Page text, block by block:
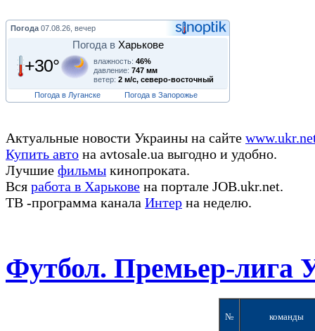
Погода 07.08.26, вечер
Погода в Харькове
+30° влажность: 46%
давление: 747 мм
ветер: 2 м/с, северо-восточный
Погода в Луганске
Погода в Запорожье
Актуальные новости Украины на сайте
Купить авто на avtosale.ua выгодно и удобно.
Лучшие фильмы кинопроката.
Вся работа в Харькове на портале JOB.ukr.net.
ТВ -программа канала Интер на неделю.
Футбол. Премьер-лига
№ команды